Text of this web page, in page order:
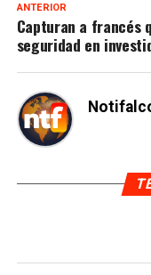
ANTERIOR
Capturan a francés
seguridad en